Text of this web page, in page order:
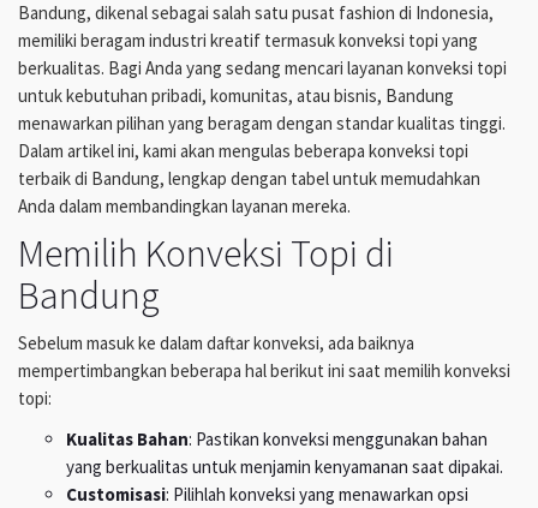
Bandung, dikenal sebagai salah satu pusat fashion di Indonesia,
memiliki beragam industri kreatif termasuk konveksi topi yang
berkualitas. Bagi Anda yang sedang mencari layanan konveksi topi
untuk kebutuhan pribadi, komunitas, atau bisnis, Bandung
menawarkan pilihan yang beragam dengan standar kualitas tinggi.
Dalam artikel ini, kami akan mengulas beberapa konveksi topi
terbaik di Bandung, lengkap dengan tabel untuk memudahkan
Anda dalam membandingkan layanan mereka.
Memilih Konveksi Topi di
Bandung
Sebelum masuk ke dalam daftar konveksi, ada baiknya
mempertimbangkan beberapa hal berikut ini saat memilih konveksi
topi:
Kualitas Bahan: Pastikan konveksi menggunakan bahan
yang berkualitas untuk menjamin kenyamanan saat dipakai.
Customisasi: Pilihlah konveksi yang menawarkan opsi